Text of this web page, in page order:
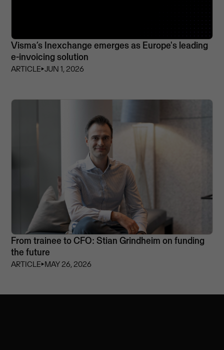
Visma’s Inexchange emerges as Europe's leading
e-invoicing solution
ARTICLE⏵JUN 1, 2026
From trainee to CFO: Stian Grindheim on funding
the future
ARTICLE⏵MAY 26, 2026